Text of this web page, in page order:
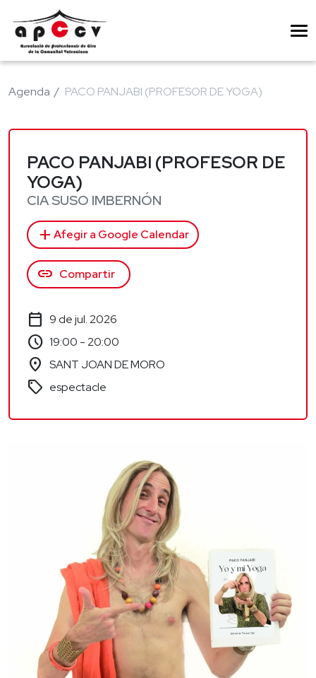
Agenda PACO PANJABI (PROFESOR DE YOGA)
PACO PANJABI (PROFESOR DE
YOGA)
CIA SUSO IMBERNÓN
add Afegir a Google Calendar
link Compartir
calendar_today 9 de jul. 2026
schedule 19:00 - 20:00
location_on SANT JOAN DE MORO
sell espectacle